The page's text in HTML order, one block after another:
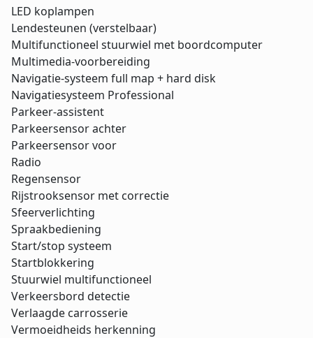
LED koplampen
Lendesteunen (verstelbaar)
Multifunctioneel stuurwiel met boordcomputer
Multimedia-voorbereiding
Navigatie-systeem full map + hard disk
Navigatiesysteem Professional
Parkeer-assistent
Parkeersensor achter
Parkeersensor voor
Radio
Regensensor
Rijstrooksensor met correctie
Sfeerverlichting
Spraakbediening
Start/stop systeem
Startblokkering
Stuurwiel multifunctioneel
Verkeersbord detectie
Verlaagde carrosserie
Vermoeidheids herkenning